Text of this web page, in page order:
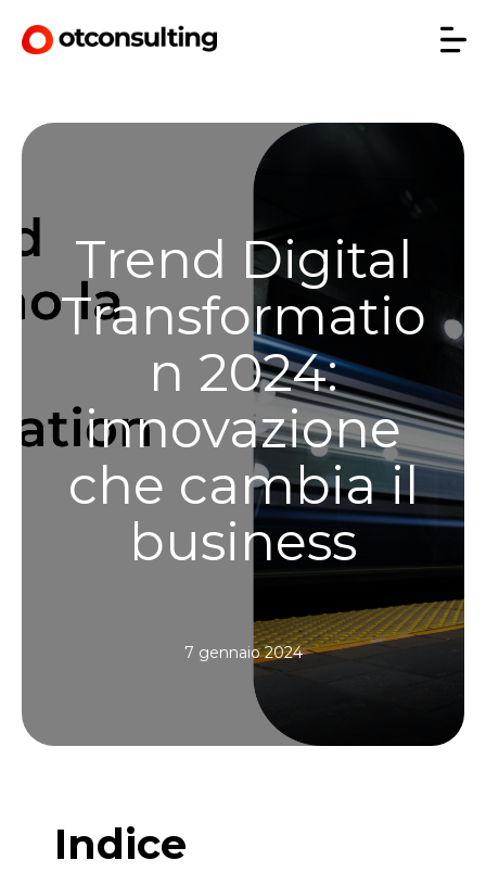
Trend Digital
Transformatio
n 2024:
innovazione
che cambia il
business
7 gennaio 2024
Indice